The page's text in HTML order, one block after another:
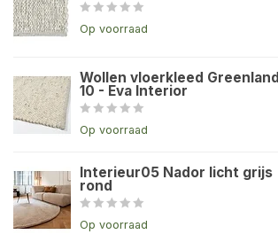
Op voorraad
Wollen vloerkleed Greenland
10 - Eva Interior
Op voorraad
Interieur05 Nador licht grijs
rond
Op voorraad